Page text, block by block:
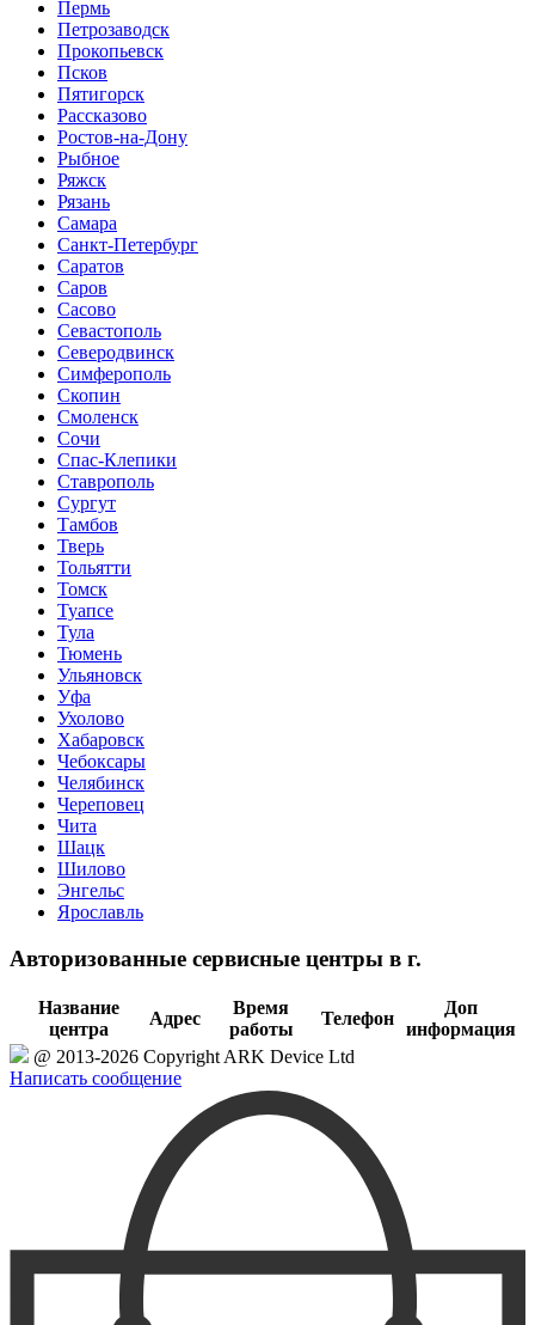
Пермь
Петрозаводск
Прокопьевск
Псков
Пятигорск
Рассказово
Ростов-на-Дону
Рыбное
Ряжск
Рязань
Самара
Санкт-Петербург
Саратов
Саров
Сасово
Севастополь
Северодвинск
Симферополь
Скопин
Смоленск
Сочи
Спас-Клепики
Ставрополь
Сургут
Тамбов
Тверь
Тольятти
Томск
Туапсе
Тула
Тюмень
Ульяновск
Уфа
Ухолово
Хабаровск
Чебоксары
Челябинск
Череповец
Чита
Шацк
Шилово
Энгельс
Ярославль
Авторизованные сервисные центры в г.
Название
центра
Адрес
Время
работы
Телефон
Доп
информация
@ 2013-2026 Copyright ARK Device Ltd
Написать сообщение